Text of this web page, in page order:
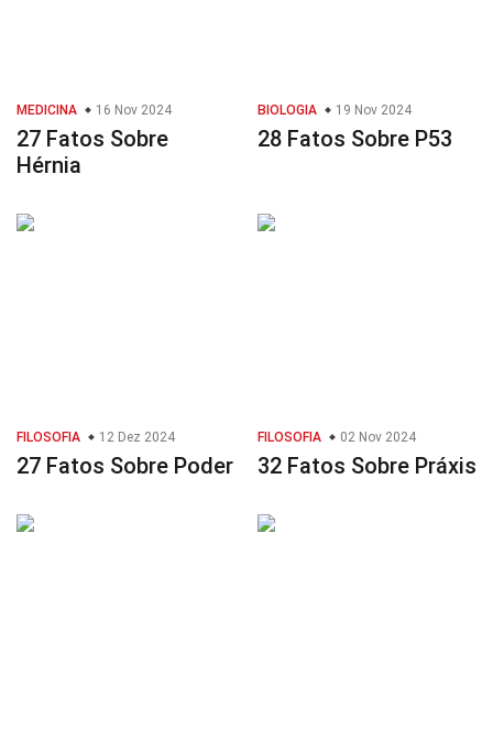
MEDICINA 16 Nov 2024
27 Fatos Sobre
Hérnia
BIOLOGIA 19 Nov 2024
28 Fatos Sobre P53
FILOSOFIA 12 Dez 2024
27 Fatos Sobre Poder
FILOSOFIA 02 Nov 2024
32 Fatos Sobre Práxis